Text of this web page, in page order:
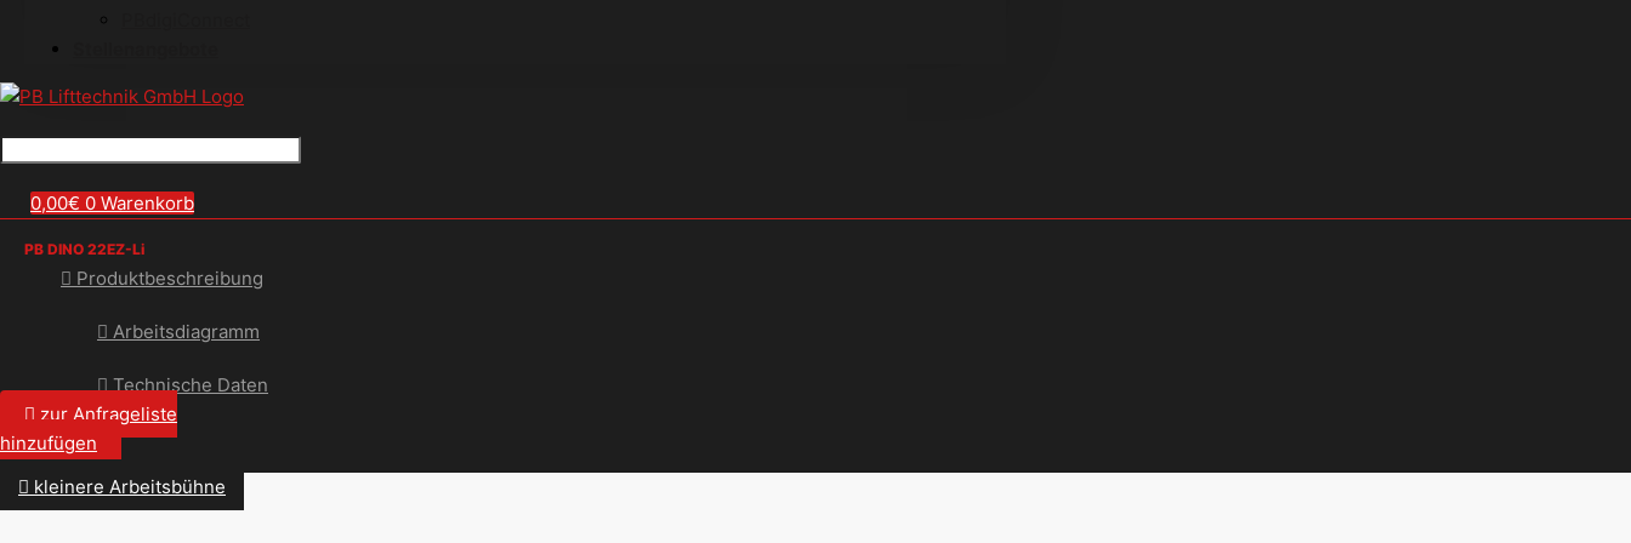
0,00€ 0 Warenkorb
PB DINO 22EZ-Li
Produktbeschreibung
Arbeitsdiagramm
Technische Daten
zur Anfrageliste
hinzufügen
kleinere Arbeitsbühne